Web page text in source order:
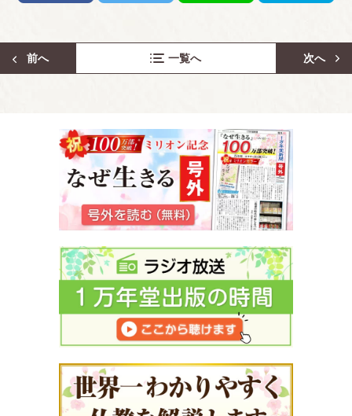
前へ 一覧へ 次へ